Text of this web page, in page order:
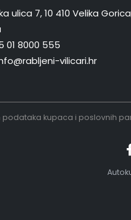
ulica 7, 10 410 Velika
01 8000 555
vilicari.hr
podataka kupaca i poslovnih
Autok